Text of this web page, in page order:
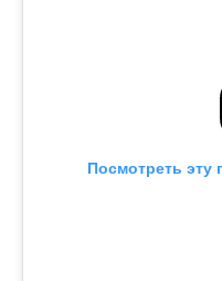
Посмотреть эту